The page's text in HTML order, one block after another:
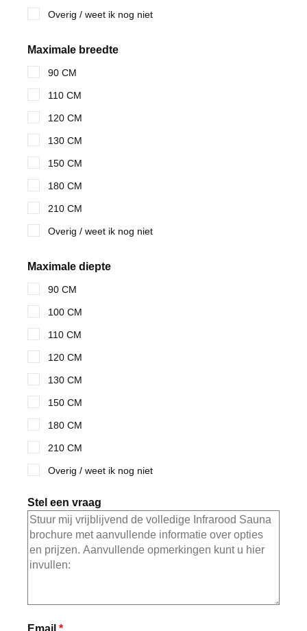
Overig / weet ik nog niet
Maximale breedte
90 CM
110 CM
120 CM
130 CM
150 CM
180 CM
210 CM
Overig / weet ik nog niet
Maximale diepte
90 CM
100 CM
110 CM
120 CM
130 CM
150 CM
180 CM
210 CM
Overig / weet ik nog niet
Stel een vraag
Email *